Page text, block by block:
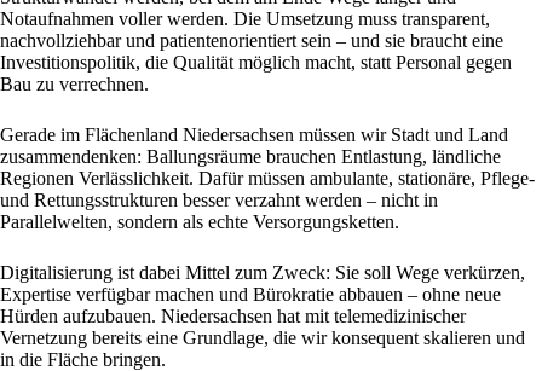
Notaufnahmen voller werden. Die Umsetzung muss transparent,
nachvollziehbar und patientenorientiert sein – und sie braucht eine
Investitionspolitik, die Qualität möglich macht, statt Personal gegen
Bau zu verrechnen.
Gerade im Flächenland Niedersachsen müssen wir Stadt und Land
zusammendenken: Ballungsräume brauchen Entlastung, ländliche
Regionen Verlässlichkeit. Dafür müssen ambulante, stationäre, Pflege-
und Rettungsstrukturen besser verzahnt werden – nicht in
Parallelwelten, sondern als echte Versorgungsketten.
Digitalisierung ist dabei Mittel zum Zweck: Sie soll Wege verkürzen,
Expertise verfügbar machen und Bürokratie abbauen – ohne neue
Hürden aufzubauen. Niedersachsen hat mit telemedizinischer
Vernetzung bereits eine Grundlage, die wir konsequent skalieren und
in die Fläche bringen.